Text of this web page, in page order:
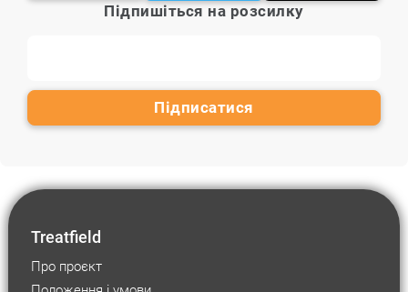
Підпишіться на розсилку
Treatfield
Про проєкт